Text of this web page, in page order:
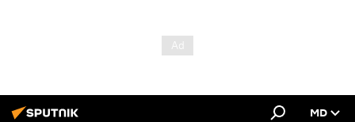
MD